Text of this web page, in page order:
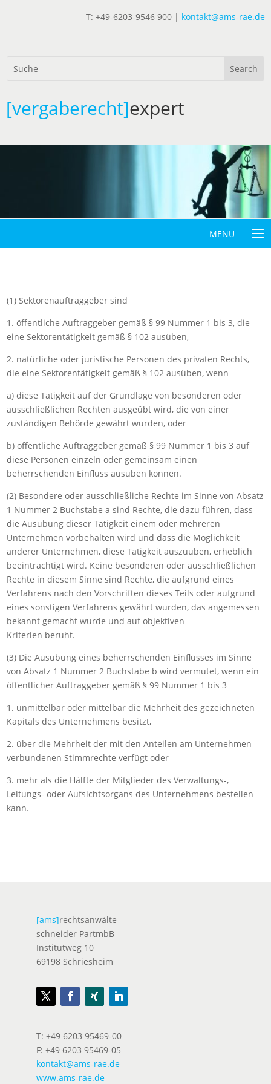
T: +49-6203-9546 900 | kontakt@ams-rae.de
[vergaberecht]expert
(1) Sektorenauftraggeber sind
1. öffentliche Auftraggeber gemäß § 99 Nummer 1 bis 3, die
eine Sektorentätigkeit gemäß § 102 ausüben,
2. natürliche oder juristische Personen des privaten Rechts,
die eine Sektorentätigkeit gemäß § 102 ausüben, wenn
a) diese Tätigkeit auf der Grundlage von besonderen oder
ausschließlichen Rechten ausgeübt wird, die von einer
zuständigen Behörde gewährt wurden, oder
b) öffentliche Auftraggeber gemäß § 99 Nummer 1 bis 3 auf
diese Personen einzeln oder gemeinsam einen
beherrschenden Einfluss ausüben können.
(2) Besondere oder ausschließliche Rechte im Sinne von Absatz
1 Nummer 2 Buchstabe a sind Rechte, die dazu führen, dass
die Ausübung dieser Tätigkeit einem oder mehreren
Unternehmen vorbehalten wird und dass die Möglichkeit
anderer Unternehmen, diese Tätigkeit auszuüben, erheblich
beeinträchtigt wird. Keine besonderen oder ausschließlichen
Rechte in diesem Sinne sind Rechte, die aufgrund eines
Verfahrens nach den Vorschriften dieses Teils oder aufgrund
eines sonstigen Verfahrens gewährt wurden, das angemessen
bekannt gemacht wurde und auf objektiven
Kriterien beruht.
(3) Die Ausübung eines beherrschenden Einflusses im Sinne
von Absatz 1 Nummer 2 Buchstabe b wird vermutet, wenn ein
öffentlicher Auftraggeber gemäß § 99 Nummer 1 bis 3
1. unmittelbar oder mittelbar die Mehrheit des gezeichneten
Kapitals des Unternehmens besitzt,
2. über die Mehrheit der mit den Anteilen am Unternehmen
verbundenen Stimmrechte verfügt oder
3. mehr als die Hälfte der Mitglieder des Verwaltungs-,
Leitungs- oder Aufsichtsorgans des Unternehmens bestellen
kann.
[ams]rechtsanwälte
schneider PartmbB
Institutweg 10
69198 Schriesheim
T: +49 6203 95469-00
F: +49 6203 95469-05
kontakt@ams-rae.de
www.ams-rae.de